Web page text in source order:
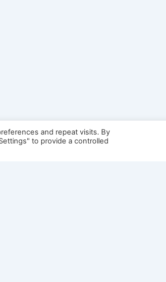
and repeat visits. By
to provide a controlled